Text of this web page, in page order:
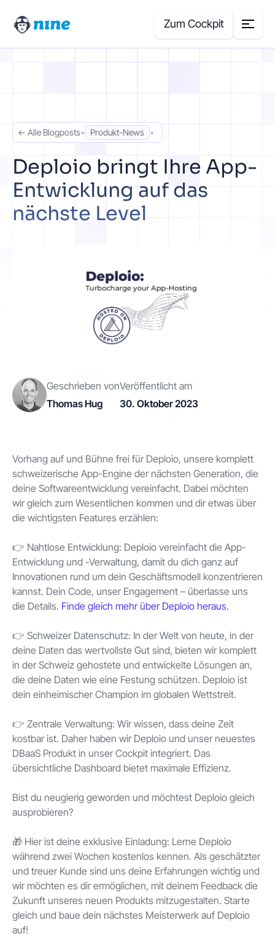
Zum Cockpit
Case Studies
Kontakt
EN DE
← Alle Blogposts• Produkt-News •
Deploio bringt Ihre App-
Entwicklung auf das
nächste Level
Geschrieben von
Thomas Hug
Veröffentlicht am
30. Oktober 2023
Vorhang auf und Bühne frei für Deploio, unsere komplett
schweizerische App-Engine der nächsten Generation, die
deine Softwareentwicklung vereinfacht. Dabei möchten
wir gleich zum Wesentlichen kommen und dir etwas über
die wichtigsten Features erzählen:
👉 Nahtlose Entwicklung: Deploio vereinfacht die App-
Entwicklung und -Verwaltung, damit du dich ganz auf
Innovationen rund um dein Geschäftsmodell konzentrieren
kannst. Dein Code, unser Engagement – überlasse uns
die Details. Finde gleich mehr über Deploio heraus.
👉 Schweizer Datenschutz: In der Welt von heute, in der
deine Daten das wertvollste Gut sind, bieten wir komplett
in der Schweiz gehostete und entwickelte Lösungen an,
die deine Daten wie eine Festung schützen. Deploio ist
dein einheimischer Champion im globalen Wettstreit.
👉 Zentrale Verwaltung: Wir wissen, dass deine Zeit
kostbar ist. Daher haben wir Deploio und unser neuestes
DBaaS Produkt in unser Cockpit integriert. Das
übersichtliche Dashboard bietet maximale Effizienz.
Bist du neugierig geworden und möchtest Deploio gleich
ausprobieren?
🎁 Hier ist deine exklusive Einladung: Lerne Deploio
während zwei Wochen kostenlos kennen. Als geschätzter
und treuer Kunde sind uns deine Erfahrungen wichtig und
wir möchten es dir ermöglichen, mit deinem Feedback die
Zukunft unseres neuen Produkts mitzugestalten. Starte
gleich und baue dein nächstes Meisterwerk auf Deploio
auf!